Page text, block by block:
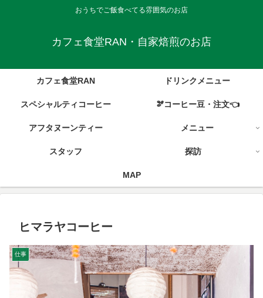
おうちでご飯食べてる雰囲気のお店
カフェ食堂RAN・自家焙煎のお店
カフェ食堂RAN ドリンクメニュー
スペシャルティコーヒー 🫘コーヒー豆・注文👈
アフタヌーンティー メニュー
スタッフ 探訪
MAP
ヒマラヤコーヒー
仕事